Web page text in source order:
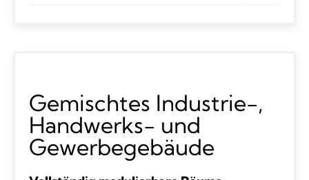
Gemischtes Industrie-,
Handwerks- und
Gewerbegebäude